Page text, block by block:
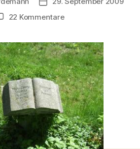
22 Kommentarezu
Stümke
(1941
–
2002)